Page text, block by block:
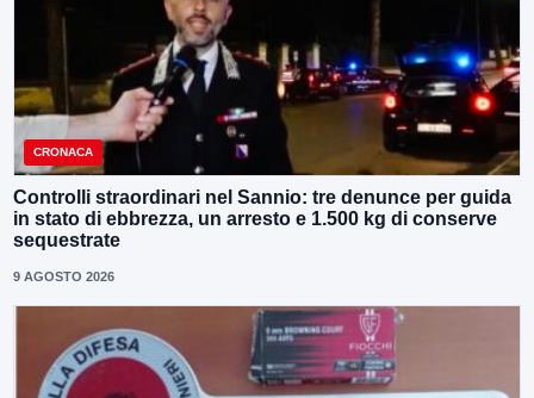
CRONACA
Controlli straordinari nel Sannio: tre denunce per guida
in stato di ebbrezza, un arresto e 1.500 kg di conserve
sequestrate
9 AGOSTO 2026